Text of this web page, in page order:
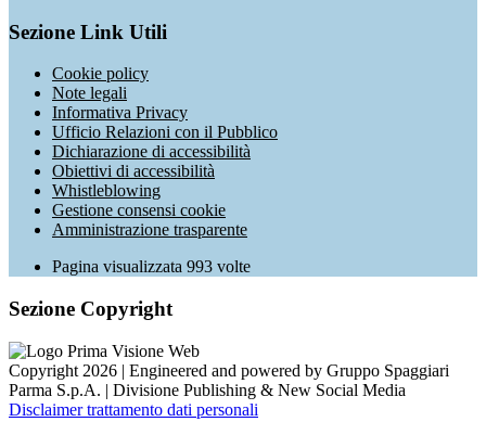
Sezione Link Utili
Cookie policy
Note legali
Informativa Privacy
Ufficio Relazioni con il Pubblico
Dichiarazione di accessibilità
Obiettivi di accessibilità
Whistleblowing
Gestione consensi cookie
Amministrazione trasparente
Pagina visualizzata 993 volte
Sezione Copyright
Copyright 2026 | Engineered and powered by Gruppo Spaggiari
Parma S.p.A. | Divisione Publishing & New Social Media
Disclaimer trattamento dati personali